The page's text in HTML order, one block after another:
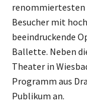
renommiertesten
Besucher mit
beeindruckende
Ballette. Neben
Theater in
Programm aus
Publikum an.